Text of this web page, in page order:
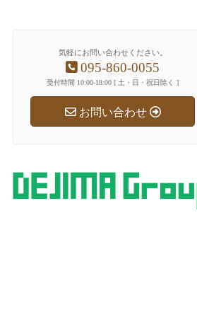
気軽にお問い合わせください。
095-860-0055
受付時間 10:00-18:00 [ 土・日・祝日除く ]
お問い合わせ